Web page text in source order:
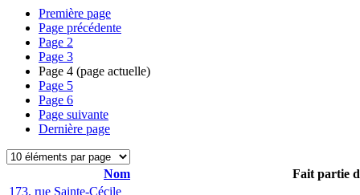
Première page
Page précédente
Page 2
Page 3
Page 4 (page actuelle)
Page 5
Page 6
Page suivante
Dernière page
Nom
Fait partie
173, rue Sainte-Cécile